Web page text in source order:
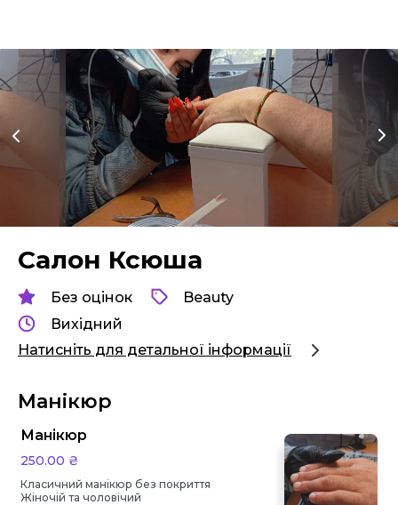
Салон Ксюша
Без оцінок
Beauty
Вихідний
Натисніть для детальної інформації
Манікюр
Манікюр
250.00 ₴
Класичний манікюр без покриття
Жіночій та чоловічий